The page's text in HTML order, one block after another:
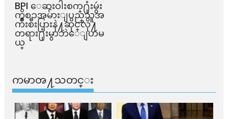
BPI ​ေဆးဝါးစက္​႐ုံးမွဴး
ကိစၥအမ်ားျပည္​သူအ
က်ိဳးစီးပြားနဲ႔ဆိုင္​လို႔
တရား႐ုံးမွာဘဲေျပာမ
ယ္​
ကမာၻ႔သတင္း